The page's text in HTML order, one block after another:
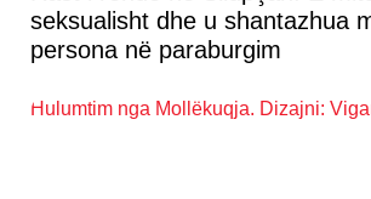
seksualisht dhe u shantazhua
persona në paraburgim